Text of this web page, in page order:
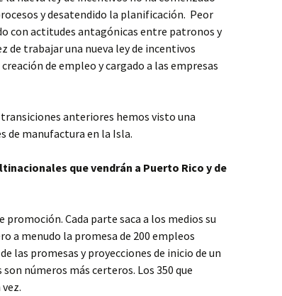
y desatendido la planificación. Peor
con actitudes antagónicas entre patronos y
de trabajar una nueva ley de incentivos
de empleo y cargado a las empresas
anteriores hemos visto una
de manufactura en la Isla.
que vendrán a Puerto Rico y de
Cada parte saca a los medios su
a menudo la promesa de 200 empleos
las promesas y proyecciones de inicio de un
números más certeros. Los 350 que